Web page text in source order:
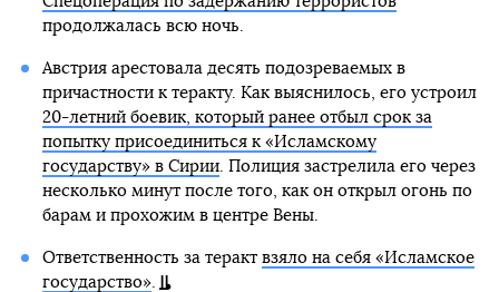
продолжалась всю ночь.
Австрия арестовала десять подозреваемых в
причастности к теракту. Как выяснилось, его устроил
20-летний боевик, который ранее отбыл срок за
попытку присоединиться к «Исламскому
государству» в Сирии. Полиция застрелила его через
несколько минут после того, как он открыл огонь по
барам и прохожим в центре Вены.
Ответственность за теракт взяло на себя «Исламское
государство».